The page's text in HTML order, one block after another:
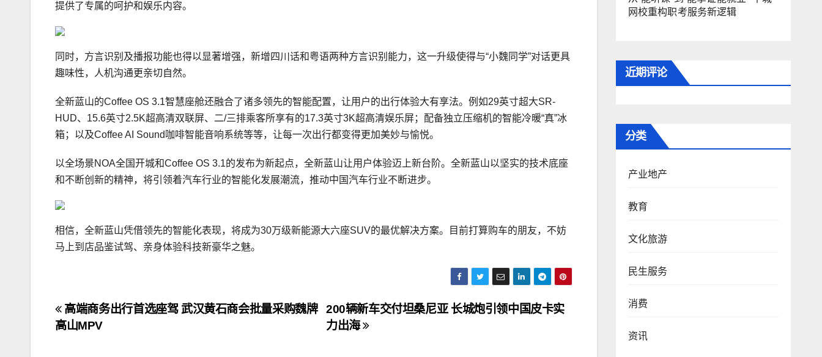
提供了专属的呵护和娱乐内容。
同时，方言识别及播报功能也得以显著增强，新增四川话和粤语两种方言识别能力，这一升级使得与“小魏同学”对话更具
趣味性，人机沟通更亲切自然。
全新蓝山的Coffee OS 3.1智慧座舱还融合了诸多领先的智能配置，让用户的出行体验大有享法。例如29英寸超大SR-
HUD、15.6英寸2.5K超高清双联屏、二/三排乘客所享有的17.3英寸3K超高清娱乐屏；配备独立压缩机的智能冷暖“真”冰
箱；以及Coffee AI Sound咖啡智能音响系统等等，让每一次出行都变得更加美妙与愉悦。
以全场景NOA全国开城和Coffee OS 3.1的发布为新起点，全新蓝山让用户体验迈上新台阶。全新蓝山以坚实的技术底座
和不断创新的精神，将引领着汽车行业的智能化发展潮流，推动中国汽车行业不断进步。
相信，全新蓝山凭借领先的智能化表现，将成为30万级新能源大六座SUV的最优解决方案。目前打算购车的朋友，不妨
马上到店品鉴试驾、亲身体验科技新豪华之魅。
文
章
200辆新车交付坦桑尼亚 长城炮引领中国皮卡实
力出海
高端商务出行首选座驾 武汉黄石商会批量采购魏牌
高山MPV
网校重构职考服务新逻辑
近期评论
分类
产业地产
教育
文化旅游
民生服务
消费
资讯